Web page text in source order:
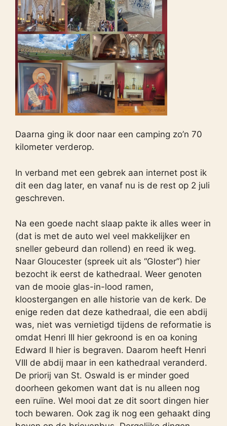
Daarna ging ik door naar een camping zo’n 70
kilometer verderop.
In verband met een gebrek aan internet post ik
dit een dag later, en vanaf nu is de rest op 2 juli
geschreven.
Na een goede nacht slaap pakte ik alles weer in
(dat is met de auto wel veel makkelijker en
sneller gebeurd dan rollend) en reed ik weg.
Naar Gloucester (spreek uit als “Gloster”) hier
bezocht ik eerst de kathedraal. Weer genoten
van de mooie glas-in-lood ramen,
kloostergangen en alle historie van de kerk. De
enige reden dat deze kathedraal, die een abdij
was, niet was vernietigd tijdens de reformatie is
omdat Henri III hier gekroond is en oa koning
Edward II hier is begraven. Daarom heeft Henri
VIII de abdij maar in een kathedraal veranderd.
De priorij van St. Oswald is er minder goed
doorheen gekomen want dat is nu alleen nog
een ruïne. Wel mooi dat ze dit soort dingen hier
toch bewaren. Ook zag ik nog een gehaakt ding